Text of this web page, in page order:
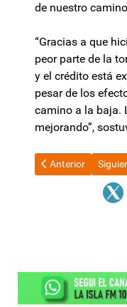
de nuestro
“Gracias a que
peor parte de la
y el crédito está
pesar de los
camino a la baja.
mejorando”,
Artículo anterior:
Anterior